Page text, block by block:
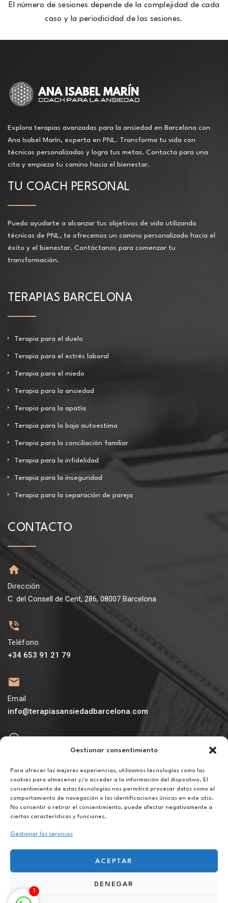
Gestionar consentimiento
Para ofrecer las mejores experiencias, utilizamos tecnologías como las
cookies para almacenar y/o acceder a la información del dispositivo. El
consentimiento de estas tecnologías nos permitirá procesar datos como el
comportamiento de navegación o las identificaciones únicas en este sitio.
No consentir o retirar el consentimiento, puede afectar negativamente a
ciertas características y funciones.
Gestionar los servicios
ACEPTAR
DENEGAR
El número de sesiones depende de la complejidad de cada
caso y la periodicidad de las sesiones.
Explora terapias avanzadas para la ansiedad en Barcelona con
Ana Isabel Marín, experta en PNL. Transforma tu vida con
técnicas personalizadas y logra tus metas. Contacta para una
cita y empieza tu camino hacia el bienestar.
TU COACH PERSONAL
Puedo ayudarte a alcanzar tus objetivos de vida utilizando
técnicas de PNL, te ofrecemos un camino personalizado hacia el
éxito y el bienestar. Contáctanos para comenzar tu
transformación.
TERAPIAS BARCELONA
Terapia para el duelo
Terapia para el estrés laboral
Terapia para el miedo
Terapia para la ansiedad
Terapia para la apatía
Terapia para la baja autoestima
Terapia para la conciliación familiar
Terapia para la infidelidad
Terapia para la inseguridad
Terapia para la separación de pareja
CONTACTO
Dirección
C. del Consell de Cent, 286, 08007 Barcelona
Teléfono
+34 653 91 21 79
Email
info@terapiasansiedadbarcelona.com
De lunes a viernes de 10h a 20h
Aviso legal
Política de privacidad
Política de cookies
Terapia para la superación personal en Sant Quirze del Vallès
1